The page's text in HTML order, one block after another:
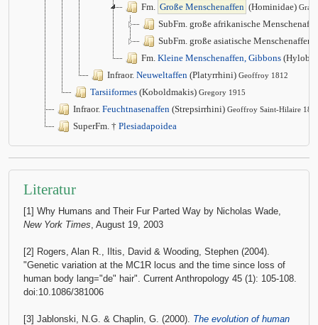
Fm. Große Menschenaffen (Hominidae) Gray
SubFm. große afrikanische
SubFm. große asiatische Menschenaffen
Fm. Kleine Menschenaffen, Gibbons
Infraor. Neuweltaffen (Platyrrhini) Geoffroy 1812
Tarsiiformes (Koboldmakis) Gregory 1915
Infraor. Feuchtnasenaffen (Strepsirrhini) Geoffroy Saint-Hilaire
SuperFm. † Plesiadapoidea
Literatur
[1] Why Humans and Their Fur Parted Way by Nicholas Wade,
New York Times , August 19, 2003
[2] Rogers, Alan R., Iltis, David & Wooding, Stephen (2004).
"Genetic variation at the MC1R locus and the time since loss of
human body lang="de" hair". Current Anthropology 45 (1): 105-108.
doi:10.1086/381006
[3] Jablonski, N.G. & Chaplin, G. (2000). The evolution of human